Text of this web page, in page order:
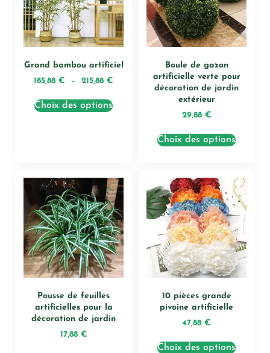
Grand bambou artificiel
185,88 € – 215,88 €
Choix des options
Boule de gazon
artificielle verte pour
décoration de jardin
extérieur
29,88 €
Choix des options
Pousse de feuilles
artificielles pour la
décoration de jardin
17,88 €
10 pièces grande
pivoine artificielle
47,88 €
Choix des options